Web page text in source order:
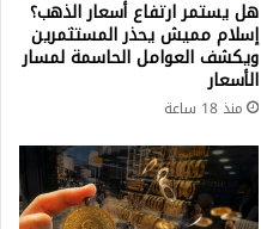
هل يستمر ارتفاع أسعار الذهب؟
إسلام مميش يحذر المستثمرين
ويكشف العوامل الحاسمة لمسار
الأسعار
منذ 18 ساعة